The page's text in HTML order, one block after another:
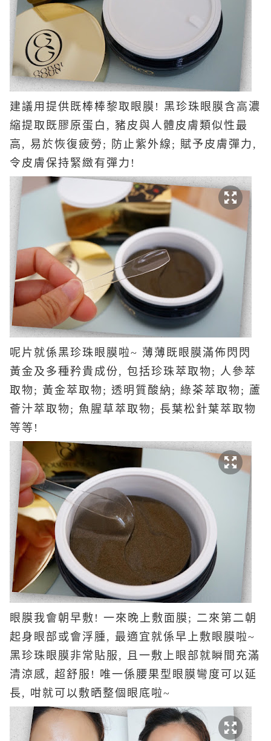
建議用提供既棒棒黎取眼膜! 黑珍珠眼膜含高濃
縮提取既膠原蛋白, 豬皮與人體皮膚類似性最
高, 易於恢復疲勞; 防止紫外線; 賦予皮膚彈力,
令皮膚保持緊緻有彈力!
呢片就係黑珍珠眼膜啦~ 薄薄既眼膜滿佈閃閃
黃金及多種矜貴成份, 包括珍珠萃取物; 人參萃
取物; 黃金萃取物; 透明質酸納; 綠茶萃取物; 蘆
薈汁萃取物; 魚腥草萃取物; 長葉松針葉萃取物
等等!
眼膜我會朝早敷! 一來晚上敷面膜; 二來第二朝
起身眼部或會浮腫, 最適宜就係早上敷眼膜啦~
黑珍珠眼膜非常貼服, 且一敷上眼部就瞬間充滿
清涼感, 超舒服! 唯一係腰果型眼膜彎度可以延
長, 咁就可以敷晒整個眼底啦~